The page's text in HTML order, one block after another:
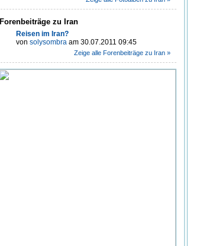
Forenbeiträge zu Iran
Reisen im Iran?
von solysombra am 30.07.2011 09:45
Zeige alle Forenbeiträge zu Iran »